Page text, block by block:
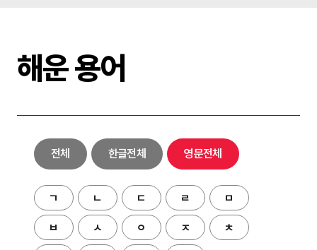
해운 용어
전체 한글전체 영문전체
ㄱ ㄴ ㄷ ㄹ ㅁ
ㅂ ㅅ ㅇ ㅈ ㅊ